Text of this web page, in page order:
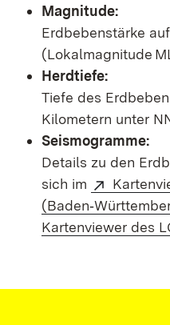
Magnitude:
Erdbebenstärke
(Lokalmagnitude
Herdtiefe:
Tiefe des
Kilometern unter
Seismogramme:
Details zu den
sich im
Kartenviewer des